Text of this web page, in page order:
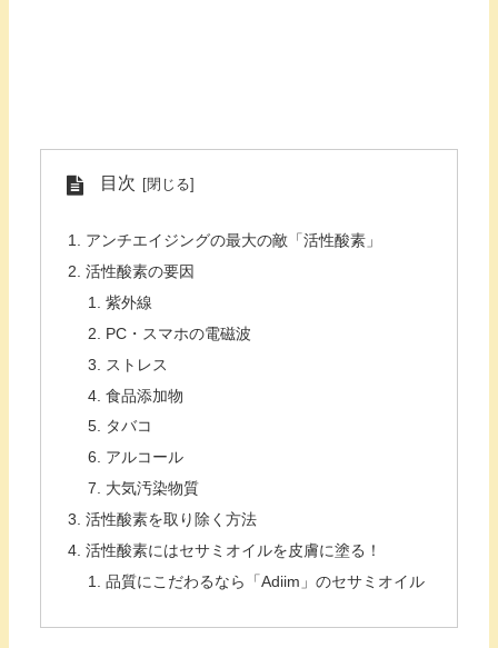
目次
アンチエイジングの最大の敵「活性酸素」
活性酸素の要因
紫外線
PC・スマホの電磁波
ストレス
食品添加物
タバコ
アルコール
大気汚染物質
活性酸素を取り除く方法
活性酸素にはセサミオイルを皮膚に塗る！
品質にこだわるなら「Adiim」のセサミオイル